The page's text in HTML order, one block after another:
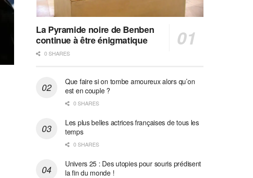
La Pyramide noire de Benben
continue à être énigmatique
0 SHARES
Que faire si on tombe amoureux alors qu’on
est en couple ?
0 SHARES
Les plus belles actrices françaises de tous les
temps
0 SHARES
Univers 25 : Des utopies pour souris prédisent
la fin du monde !